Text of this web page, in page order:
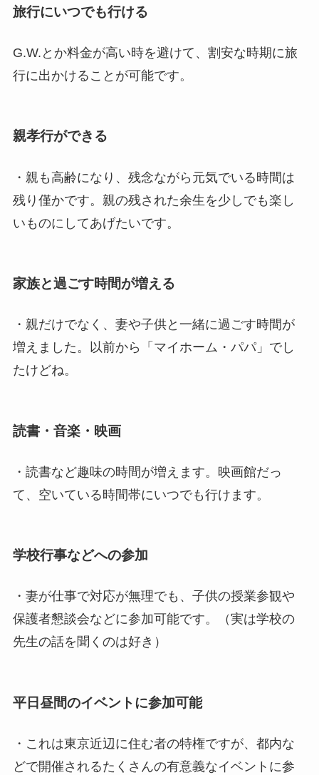
旅行にいつでも行ける
G.W.とか料金が高い時を避けて、割安な時期に旅
行に出かけることが可能です。
親孝行ができる
・親も高齢になり、残念ながら元気でいる時間は
残り僅かです。親の残された余生を少しでも楽し
いものにしてあげたいです。
家族と過ごす時間が増える
・親だけでなく、妻や子供と一緒に過ごす時間が
増えました。以前から「マイホーム・パパ」でし
たけどね。
読書・音楽・映画
・読書など趣味の時間が増えます。映画館だっ
て、空いている時間帯にいつでも行けます。
学校行事などへの参加
・妻が仕事で対応が無理でも、子供の授業参観や
保護者懇談会などに参加可能です。（実は学校の
先生の話を聞くのは好き）
平日昼間のイベントに参加可能
・これは東京近辺に住む者の特権ですが、都内な
どで開催されるたくさんの有意義なイベントに参